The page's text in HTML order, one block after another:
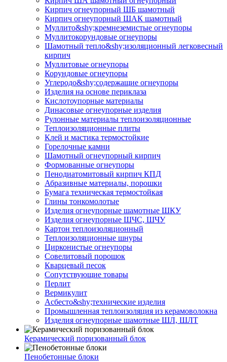
Кирпич огнеупорный ШБ шамотный
Кирпич огнеупорный ШАК шамотный
Муллито&shy;­кремнеземистые огнеупоры
Муллито­корундовые огнеупоры
Шамотный тепло&shy;изоляционный легковесный
кирпич
Муллитовые огнеупоры
Корундовые огнеупоры
Углеродо&shy;содержащие огнеупоры
Изделия на основе периклаза
Кислотоупорные материалы
Динасовые огнеупорные изделия
Рулонные материалы теплоизоляционные
Тепло­изоляционные плиты
Клей и мастика термостойкие
Горелочные камни
Шамотный огнеупорный кирпич
Формованные огнеупоры
Пенодиатомитовый кирпич КПД
Абразивные материалы, порошки
Бумага техническая термостойкая
Глины тонкомолотые
Изделия огнеупорные шамотные ШКУ
Изделия огнеупорные ШЧС, ШЧУ
Картон теплоизоляционный
Теплоизоляционные шнуры
Цирконистые огнеупоры
Совелитовый порошок
Кварцевый песок
Сопутствующие товары
Перлит
Вермикулит
Асбесто&shy;технические изделия
Промышленная теплоизоляция из керамоволокна
Изделия огнеупорные шамотные ШЛ, ШЛТ
Керамический поризованный блок
Пенобетонные блоки